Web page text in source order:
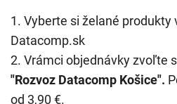
1. Vyberte si želané produkty
Datacomp.sk
2. Vrámci objednávky zvoľte
"Rozvoz Datacomp Košice".
od 3,90 €.